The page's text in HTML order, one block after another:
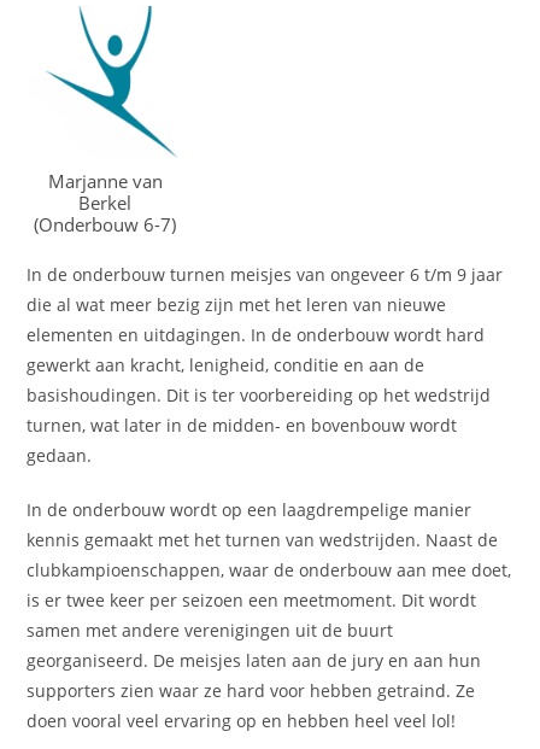
Marjanne van
Berkel
(Onderbouw 6-7)
In de onderbouw turnen meisjes van ongeveer 6 t/m 9 jaar
die al wat meer bezig zijn met het leren van nieuwe
elementen en uitdagingen. In de onderbouw wordt hard
gewerkt aan kracht, lenigheid, conditie en aan de
basishoudingen. Dit is ter voorbereiding op het wedstrijd
turnen, wat later in de midden- en bovenbouw wordt
gedaan.
In de onderbouw wordt op een laagdrempelige manier
kennis gemaakt met het turnen van wedstrijden. Naast de
clubkampioenschappen, waar de onderbouw aan mee doet,
is er twee keer per seizoen een meetmoment. Dit wordt
samen met andere verenigingen uit de buurt
georganiseerd. De meisjes laten aan de jury en aan hun
supporters zien waar ze hard voor hebben getraind. Ze
doen vooral veel ervaring op en hebben heel veel lol!